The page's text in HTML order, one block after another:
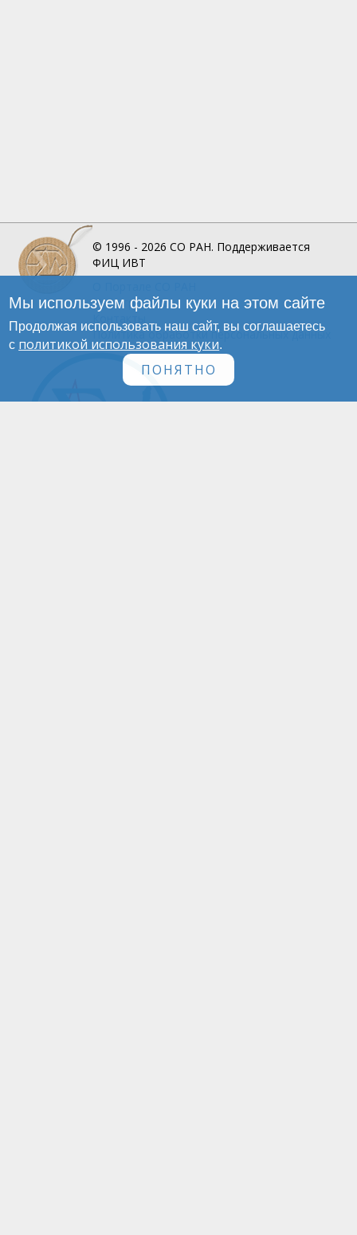
© 1996 - 2026 СО РАН. Поддерживается
ФИЦ ИВТ
Инфографика
Политика обработки персональных данных
Мы используем файлы куки на этом сайте
Продолжая использовать наш сайт, вы соглашаетесь
с политикой использования куки.
ПОНЯТНО